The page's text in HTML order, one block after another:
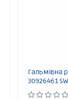
Гальмівна
30926461